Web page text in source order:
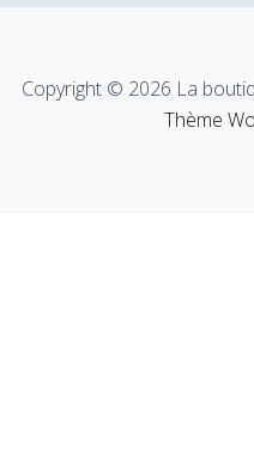
Copyright © 2026 La
Thème